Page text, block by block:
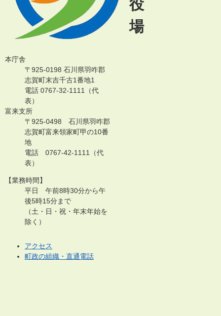
役
場
本庁舎
〒925-0198 石川県羽咋郡
志賀町末吉千古1番地1
電話 0767-32-1111（代
表）
富来支所
〒925-0498 石川県羽咋郡
志賀町富来領家町甲の10番
地
電話 0767-42-1111（代
表）
【業務時間】
平日 午前8時30分から午
後5時15分まで
（土・日・祝・年末年始を
除く）
アクセス
町政の組織・直通電話